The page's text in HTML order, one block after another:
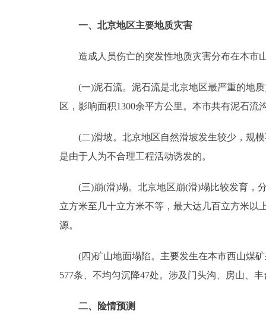
ESPAÑOL
一、北京地区主要地质灾害
造成人员伤亡的突发性地质灾害分布在本市
(一)泥石流。泥石流是北京地区最严重的地质
区，影响面积1300余平方公里。本市共有泥石流
(二)滑坡。北京地区自然滑坡发生较少，规模
是由于人为不合理工程活动诱发的。
(三)崩(滑)塌。北京地区崩(滑)塌比较发育，分
立方米至几十立方米不等，最大达几百立方米以
源。
(四)矿山地面塌陷。主要发生在本市西山煤矿
577条、不均匀沉降47处。涉及门头沟、房山、
二、险情预测